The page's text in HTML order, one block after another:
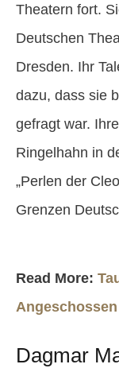
Theatern fort.
Deutschen
Dresden. Ihr
dazu, dass sie
gefragt war.
Ringelhahn in
„Perlen der
Grenzen
Read More:
Angeschossen
Dagmar